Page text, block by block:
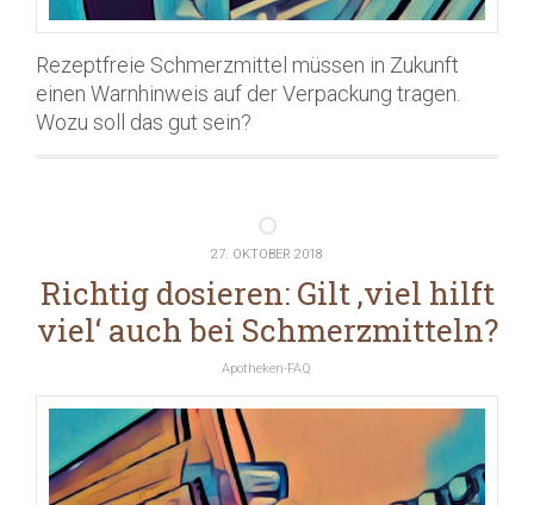
Rezeptfreie Schmerzmittel müssen in Zukunft
einen Warnhinweis auf der Verpackung tragen.
Wozu soll das gut sein?
27. OKTOBER 2018
Richtig dosieren: Gilt ‚viel hilft
viel‘ auch bei Schmerzmitteln?
Apotheken-FAQ